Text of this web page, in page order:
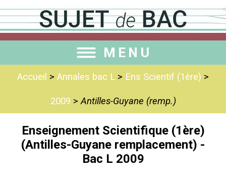
MENU
Accueil > Annales bac L > Ens Scientif (1ère) >
2009 >Antilles-Guyane (remp.)
Enseignement Scientifique (1ère)
(Antilles-Guyane remplacement) -
Bac L 2009